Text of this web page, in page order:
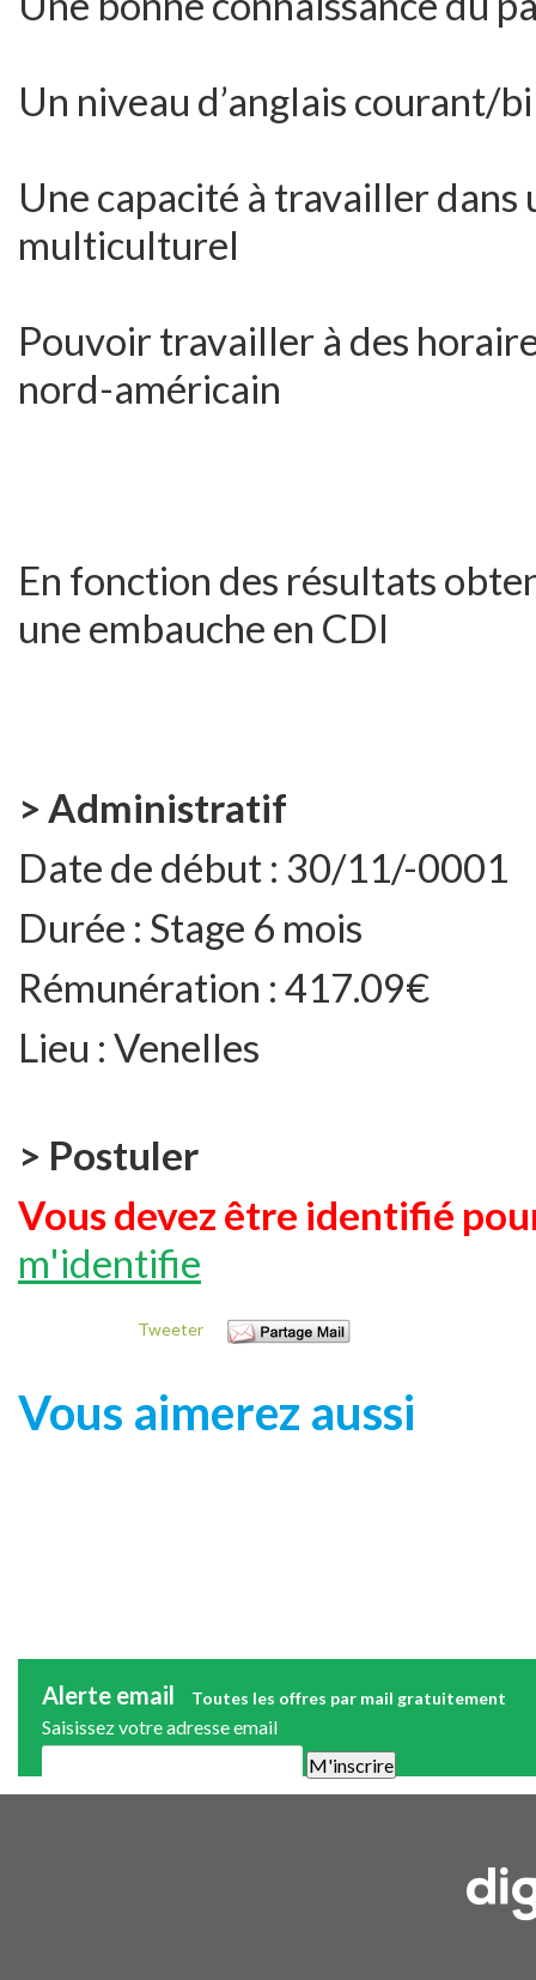
Un niveau d’anglais courant/
Une capacité à travailler
multiculturel
Pouvoir travailler à des
nord-américain
En fonction des résultats
une embauche en CDI
> Administratif
Date de début : 30/11/-0001
Durée : Stage 6 mois
Rémunération : 417.09€
Lieu : Venelles
> Postuler
Vous devez être identifié
m'identifie
Tweeter
Vous aimerez aussi
Alerte email Toutes les offres par mail gratuitement
Saisissez votre adresse email